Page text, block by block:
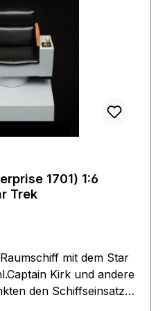
und zeigt das
Patrick Stewart als
Es wird in einer farbigen
und Schaufenster
erstaunlich detaillierte
Sie werden
Sonderpreis
1701) 1:6
Trek
mit dem Star
Kirk und andere
den Schiffseinsatz